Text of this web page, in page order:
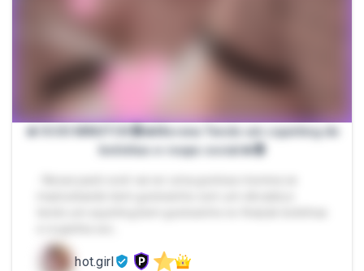
🔥10:00 MINUTOS🔞🔥Morena Tendo um squirting de
botinhas e roupa social🔥🔞
hot.girl